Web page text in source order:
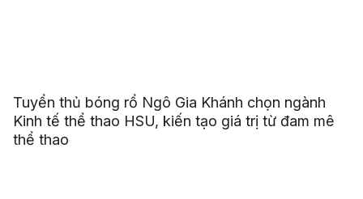
Tuyển thủ bóng rổ Ngô Gia Khánh chọn ngành
Kinh tế thể thao HSU, kiến tạo giá trị từ đam mê
thể thao